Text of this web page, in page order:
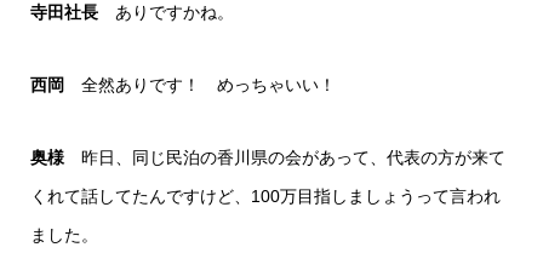
寺田社長 ありですかね。
西岡 全然ありです！ めっちゃいい！
奥様 昨日、同じ民泊の香川県の会があって、代表の方が来て
くれて話してたんですけど、100万目指しましょうって言われ
ました。